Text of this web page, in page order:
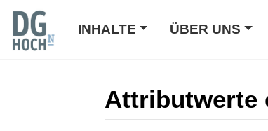
INHALTE ÜBER UNS
Attributwerte